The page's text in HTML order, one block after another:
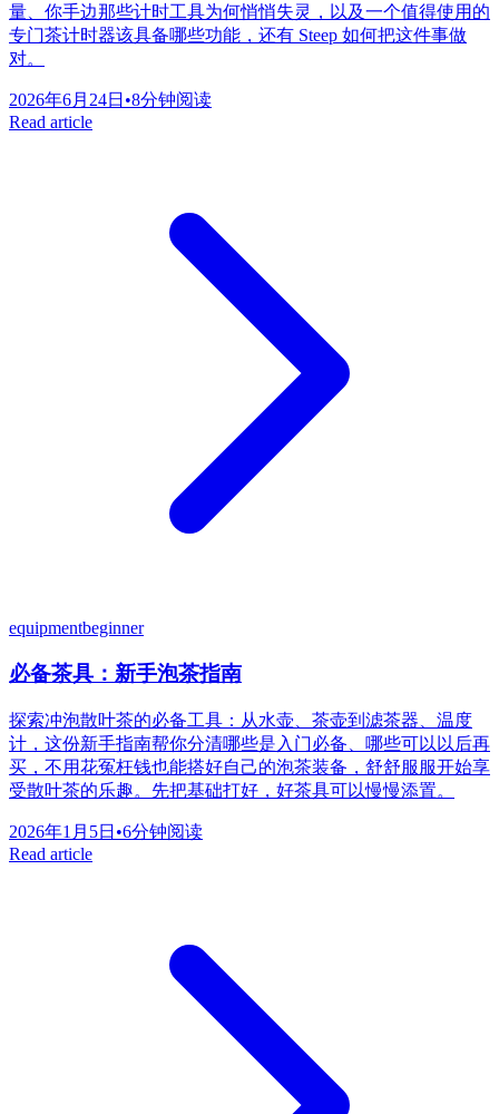
量、你手边那些计时工具为何悄悄失灵，以及一个值得使用的
专门茶计时器该具备哪些功能，还有 Steep 如何把这件事做
对。
2026年6月24日 •8分钟阅读
Read article
equipmentbeginner
必备茶具：新手泡茶指南
探索冲泡散叶茶的必备工具：从水壶、茶壶到滤茶器、温度
计，这份新手指南帮你分清哪些是入门必备、哪些可以以后再
买，不用花冤枉钱也能搭好自己的泡茶装备，舒舒服服开始享
受散叶茶的乐趣。先把基础打好，好茶具可以慢慢添置。
2026年1月5日 •6分钟阅读
Read article